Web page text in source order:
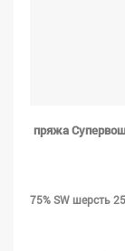
пряжа
75% SW шерсть